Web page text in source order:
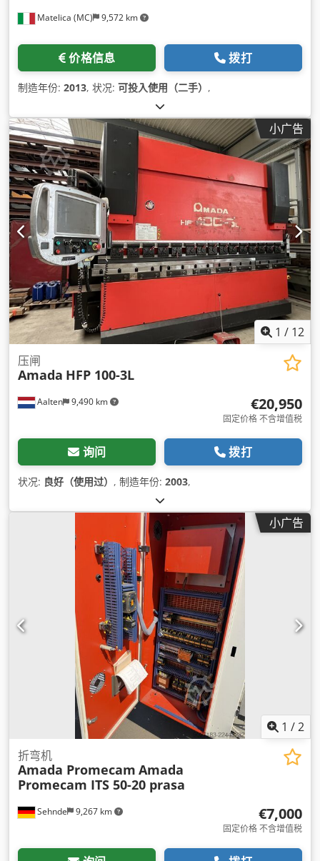
Matelica (MC) 9,572 km
价格信息 拨打
制造年份: 2013, 状况: 可投入使用（二手） ,
小广告
1 / 12
Aalten 9,490 km
压闸
Amada HFP 100-3L
€20,950
固定价格 不含增值税
询问 拨打
状况: 良好（使用过） , 制造年份: 2003,
小广告
1 /2
Sehnde 9,267 km
折弯机
Amada Promecam Amada
Promecam ITS 50-20 prasa
€7,000
固定价格 不含增值税